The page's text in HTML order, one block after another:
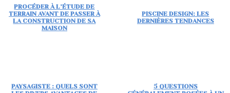
PROCÉDER À L’ÉTUDE DE
TERRAIN AVANT DE PASSER À
LA CONSTRUCTION DE SA
MAISON
PISCINE DESIGN: LES
DERNIÈRES TENDANCES
PAYSAGISTE : QUELS SONT
5 QUESTIONS